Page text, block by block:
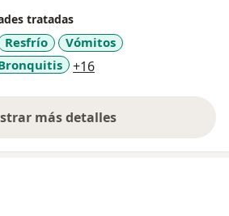
tratadas
Resfrío
Vómitos
+16
más detalles
sobre la experiencia